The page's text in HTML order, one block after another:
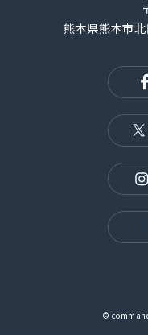
熊本県熊本市
©